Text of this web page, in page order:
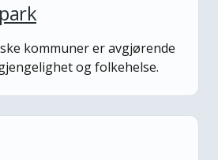
kommuner er avgjørende
og folkehelse.